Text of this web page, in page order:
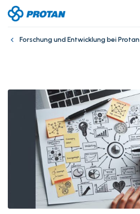
Forschung und Entwicklung bei Protan